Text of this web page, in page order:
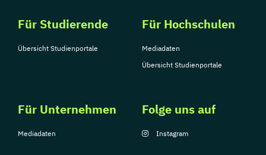
Für Studierende
Übersicht Studienportale
Für Hochschulen
Mediadaten
Übersicht Studienportale
Für Unternehmen
Mediadaten
Folge uns auf
Instagram